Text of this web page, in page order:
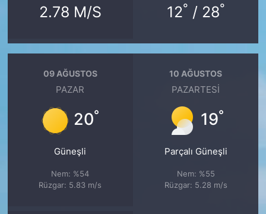
2.78 M/S 12° / 28°
09 AĞUSTOS
PAZAR
20°
Güneşli
Nem: %54
Rüzgar: 5.83 m/s
10 AĞUSTOS
PAZARTESI
19°
Parçalı Güneşli
Nem: %55
Rüzgar: 5.28 m/s